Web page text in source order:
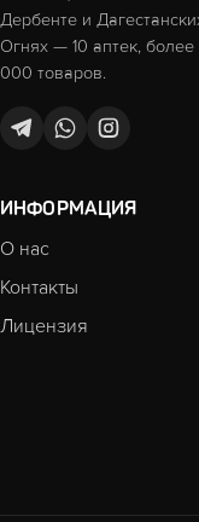
Дербенте и
Огнях — 10 аптек, более
000 товаров.
ИНФОРМАЦИЯ
О нас
Контакты
Лицензия